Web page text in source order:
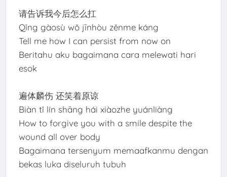
请告诉我今后怎么扛
Qǐng gàosù wǒ jīnhòu zěnme káng
Tell me how I can persist from now on
Beritahu aku bagaimana cara melewati hari
esok
遍体麟伤 还笑着原谅
Biàn tǐ lín shāng hái xiàozhe yuánliàng
How to forgive you with a smile despite the
wound all over body
Bagaimana tersenyum memaafkanmu dengan
bekas luka diseluruh tubuh